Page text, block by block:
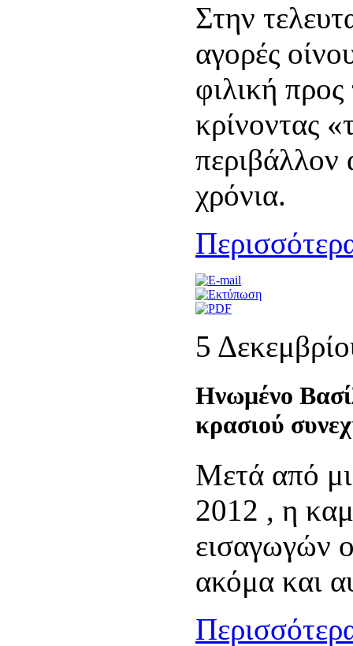
Στην
αγορές
φιλική
κρίνοντας
περιβάλλον
χρόνια.
5
Ηνωμένο
κρασιού
Μετά από
2012 , η
εισαγωγών
ακόμα και